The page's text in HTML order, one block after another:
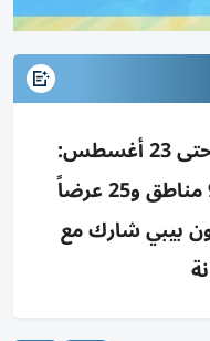
عودة «عالم مدهش» بدبي حتى 23 أغسطس:
دخول مجاني، 103 ألعاب و9 مناطق و25 عرضاً
بيبي شارك مع